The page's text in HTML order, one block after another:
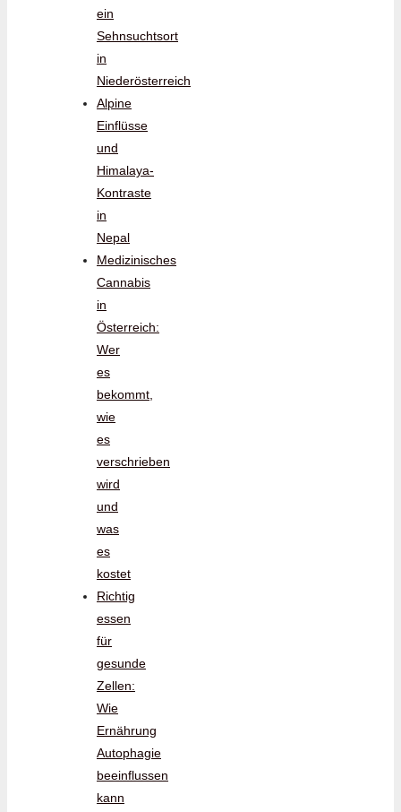
ein
Sehnsuchtsort
in
Niederösterreich
Alpine
Einflüsse
und
Himalaya-
Kontraste
in
Nepal
Medizinisches
Cannabis
in
Österreich:
Wer
es
bekommt,
wie
es
verschrieben
wird
und
was
es
kostet
Richtig
essen
für
gesunde
Zellen:
Wie
Ernährung
Autophagie
beeinflussen
kann